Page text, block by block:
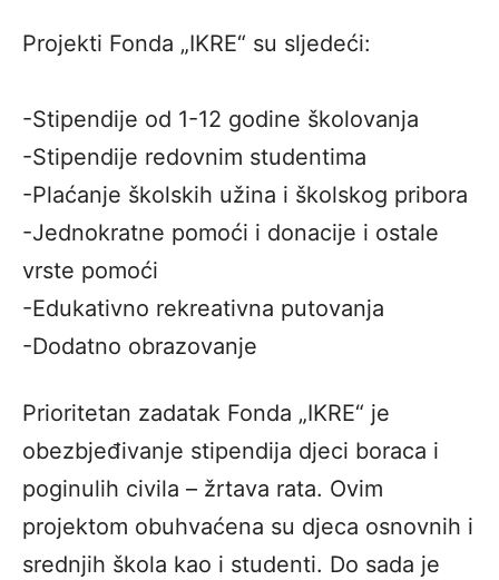
Projekti Fonda „IKRE“ su sljedeći:
-Stipendije od 1-12 godine školovanja
-Stipendije redovnim studentima
-Plaćanje školskih užina i školskog pribora
-Jednokratne pomoći i donacije i ostale
vrste pomoći
-Edukativno rekreativna putovanja
-Dodatno obrazovanje
Prioritetan zadatak Fonda „IKRE“ je
obezbjeđivanje stipendija djeci boraca i
poginulih civila – žrtava rata. Ovim
projektom obuhvaćena su djeca osnovnih i
srednjih škola kao i studenti. Do sada je